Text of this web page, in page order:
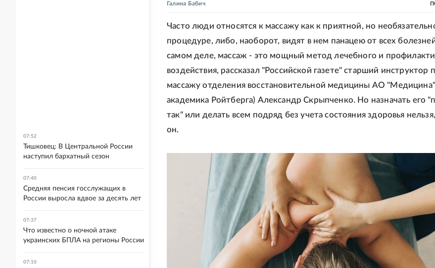
Галина Бабич
Часто люди относятся к массажу как к приятной, но
процедуре, либо, наоборот, видят в нем панацею от всех
самом деле, массаж - это мощный метод лечебного и
воздействия, рассказал "Российской газете" старший инструктор
массажу отделения восстановительной медицины АО
академика Ройтберга) Александр Скрыпченко. Но назначать его
так" или делать всем подряд без учета состояния здоровья
он.
07:52
Тишковец: В Центральной России
наступил бархатный сезон
07:40
Средняя пенсия госслужащих в
России выросла вдвое за десять лет
07:37
Что известно о ночной атаке
украинских БПЛА на регионы России
07:10